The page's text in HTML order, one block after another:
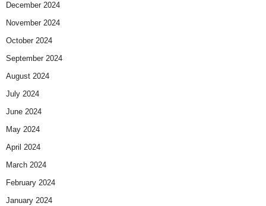
December 2024
November 2024
October 2024
September 2024
August 2024
July 2024
June 2024
May 2024
April 2024
March 2024
February 2024
January 2024